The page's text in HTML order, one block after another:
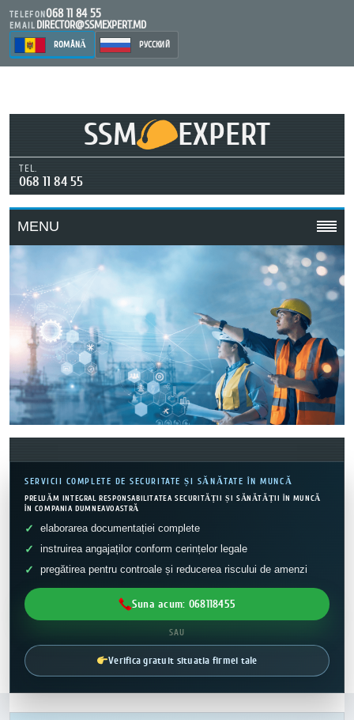
TELEFON068 11 84 55
EMAIL DIRECTOR@SSMEXPERT.MD
ROMÂNĂ РУССКИЙ
SSM EXPERT
TEL.
068 11 84 55
MENU
SERVICII COMPLETE DE SECURITATE ȘI SĂNĂTATE ÎN MUNCĂ
PRELUĂM INTEGRAL RESPONSABILITATEA SECURITĂȚII ȘI SĂNĂTĂȚII ÎN MUNCĂ
ÎN COMPANIA DUMNEAVOASTRĂ
elaborarea documentației complete
instruirea angajaților conform cerințelor legale
pregătirea pentru controale și reducerea riscului de amenzi
Suna acum: 068118455
SAU
Verifica gratuit situatia firmei tale